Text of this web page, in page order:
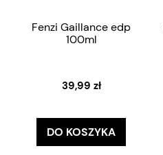
Fenzi Gaillance edp
100ml
39,99 zł
DO KOSZYKA